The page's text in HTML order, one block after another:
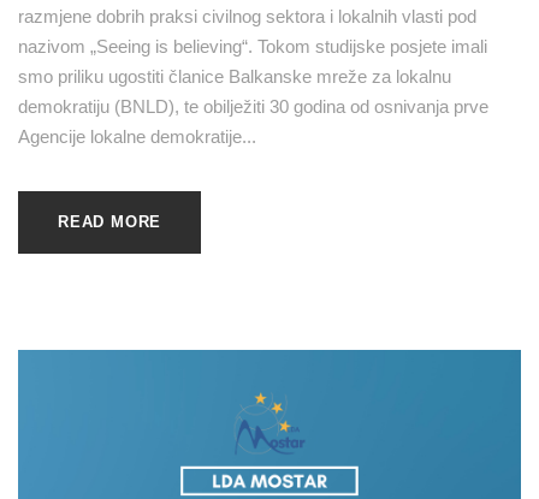
razmjene dobrih praksi civilnog sektora i lokalnih vlasti pod
nazivom „Seeing is believing“. Tokom studijske posjete imali
smo priliku ugostiti članice Balkanske mreže za lokalnu
demokratiju (BNLD), te obilježiti 30 godina od osnivanja prve
Agencije lokalne demokratije...
READ MORE